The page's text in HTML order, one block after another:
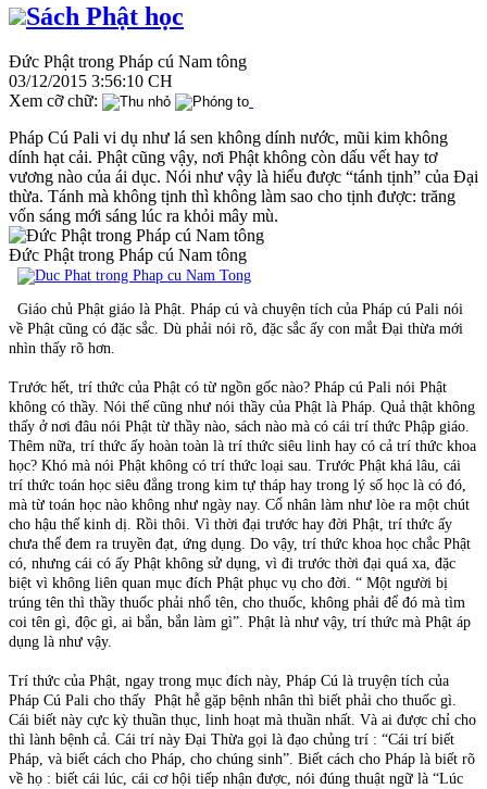
Sách Phật học
Đức Phật trong Pháp cú Nam tông
03/12/2015 3:56:10 CH
Xem cỡ chữ:
Pháp Cú Pali vi dụ như lá sen không dính nước, mũi kim không
dính hạt cải. Phật cũng vậy, nơi Phật không còn dấu vết hay tơ
vương nào của ái dục. Nói như vậy là hiểu được “tánh tịnh” của Đại
thừa. Tánh mà không tịnh thì không làm sao cho tịnh được: trăng
vốn sáng mới sáng lúc ra khỏi mây mù.
Đức Phật trong Pháp cú Nam tông
Giáo chủ Phật giáo là Phật. Pháp cú và chuyện tích của Pháp cú Pali nói
về Phật cũng có đặc sắc. Dù phải nói rõ, đặc sắc ấy con mắt Đại thừa mới
nhìn thấy rõ hơn.
Trước hết, trí thức của Phật có từ ngồn gốc nào? Pháp cú Pali nói Phật
không có thầy. Nói thế cũng như nói thầy của Phật là Pháp. Quả thật không
thấy ở nơi đâu nói Phật từ thầy nào, sách nào mà có cái trí thức Phập giáo.
Thêm nữa, trí thức ấy hoàn toàn là trí thức siêu linh hay có cả trí thức khoa
học? Khó mà nói Phật không có trí thức loại sau. Trước Phật khá lâu, cái
trí thức toán học siêu đẳng trong kim tự tháp hay trong lý số học là có đó,
mà từ toán học nào không như ngày nay. Cổ nhân làm như lòe ra một chút
cho hậu thế kinh dị. Rồi thôi. Vì thời đại trước hay đời Phật, trí thức ấy
chưa thể đem ra truyền đạt, ứng dụng. Do vậy, trí thức khoa học chắc Phật
có, nhưng cái có ấy Phật không sử dụng, vì đi trước thời đại quá xa, đặc
biệt vì không liên quan mục đích Phật phục vụ cho đời. “ Một người bị
trúng tên thì thầy thuốc phải nhổ tên, cho thuốc, không phải để đó mà tìm
coi tên gì, độc gì, ai bắn, bắn làm gì”. Phật là như vậy, trí thức mà Phật áp
dụng là như vậy.
Trí thức của Phật, ngay trong mục đích này, Pháp Cú là truyện tích của
Pháp Cú Pali cho thấy Phật hễ gặp bệnh nhân thì biết phải cho thuốc gì.
Cái biết này cực kỳ thuần thục, linh hoạt mà thuần nhất. Và ai được chỉ cho
thì lành bệnh cả. Cái trí này Đại Thừa gọi là đạo chủng trí : “Cái trí biết
Pháp, và biết cách cho Pháp, cho chúng sinh”. Biết cách cho Pháp là biết rõ
về họ : biết cái lúc, cái cơ hội tiếp nhận được, nói đúng thuật ngữ là “Lúc